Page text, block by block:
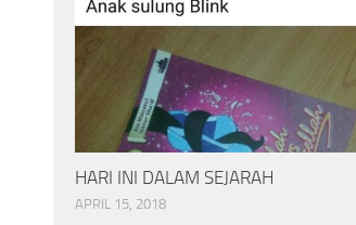
HARI INI DALAM SEJARAH
APRIL 15, 2018